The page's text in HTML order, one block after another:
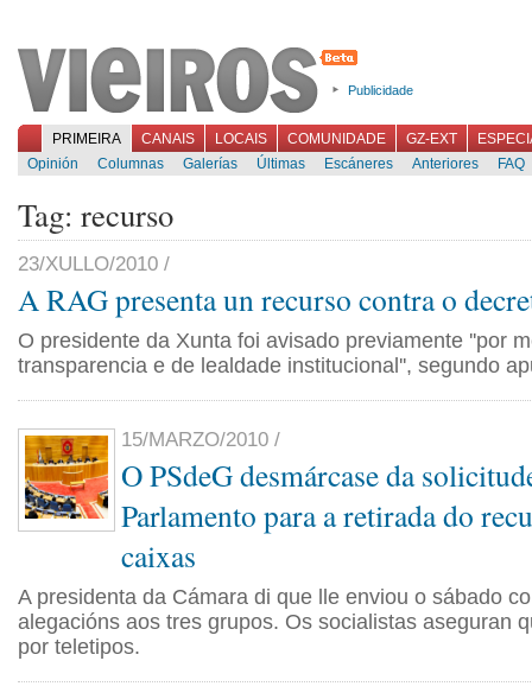
Publicidade
PRIMEIRA CANAIS LOCAIS COMUNIDADE GZ-EXT
Opinión
Columnas Galerías Últimas Escáneres Anteriores FAQ
Tag: recurso
23/XULLO/2010 /
A RAG presenta un recurso contra o
O presidente da Xunta foi avisado previamente ''por
transparencia e de lealdade institucional'', segundo
15/MARZO/2010 /
O PSdeG desmárcase da
Parlamento para a retirada do
caixas
A presidenta da Cámara di que lle enviou o sábado
alegacións aos tres grupos. Os socialistas aseguran
por teletipos.